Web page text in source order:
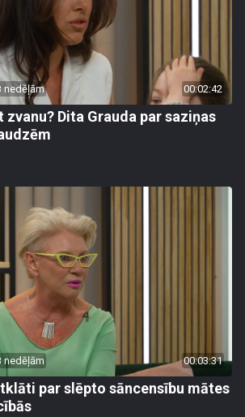
nedēļām 00:02:42
Dita Grauda par saziņas
nedēļām 00:03:31
par slēpto sāncensību mātes